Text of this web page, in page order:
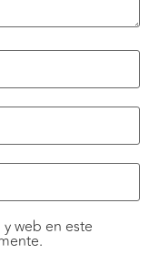
web en este